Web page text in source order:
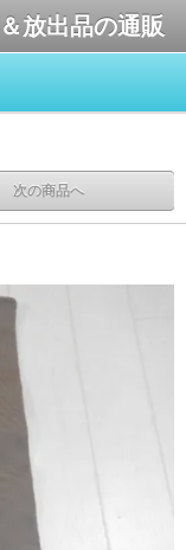
放出品の通販
次の商品へ